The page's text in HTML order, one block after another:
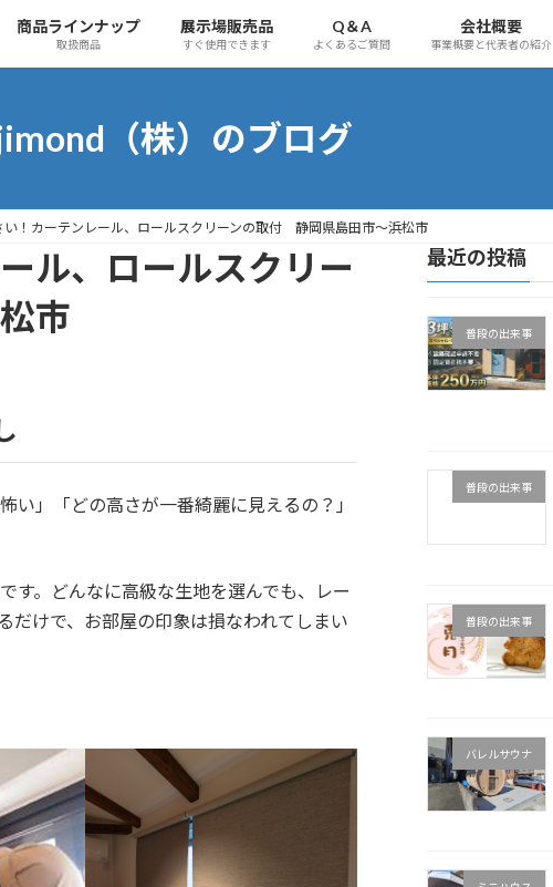
商品ラインナップ
取扱商品
展示場販売品
すぐ使用できます
Q＆A
よくあるご質問
会社概要
事業概要と代表者の紹介
（株）のブログ
い！カーテンレール、ロールスクリーンの取付 静岡県島田市～浜松市
ル、ロールスクリー
市
い」「どの高さが一番綺麗に見えるの？」
す。どんなに高級な生地を選んでも、レー
だけで、お部屋の印象は損なわれてしまい
最近の投稿
普段の出来事
普段の出来事
普段の出来事
バレルサウナ